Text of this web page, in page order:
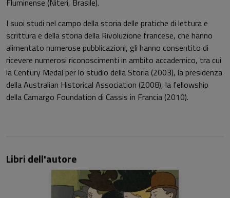
Fluminense (Niteri, Brasile).
I suoi studi nel campo della storia delle pratiche di lettura e
scrittura e della storia della Rivoluzione francese, che hanno
alimentato numerose pubblicazioni, gli hanno consentito di
ricevere numerosi riconoscimenti in ambito accademico, tra cui
la Century Medal per lo studio della Storia (2003), la presidenza
della Australian Historical Association (2008), la fellowship
della Camargo Foundation di Cassis in Francia (2010).
Libri dell'autore